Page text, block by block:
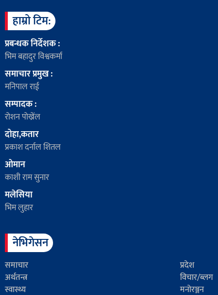
हाम्रो टिम:
प्रबन्धक निर्देशक :
भिम बहादुर विश्वकर्मा
समाचार प्रमुख :
मनिपाल राई
सम्पादक :
रोशन पोख्रेंल
दोहा,कतार
प्रकाश दर्नाल शितल
ओमान
काशी राम सुनार
मलेसिया
भिम लुहार
नेभिगेसन
समाचार
प्रदेश
अर्थतन्त्र
विचार/ब्लग
स्वास्थ्य
मनोरञ्जन